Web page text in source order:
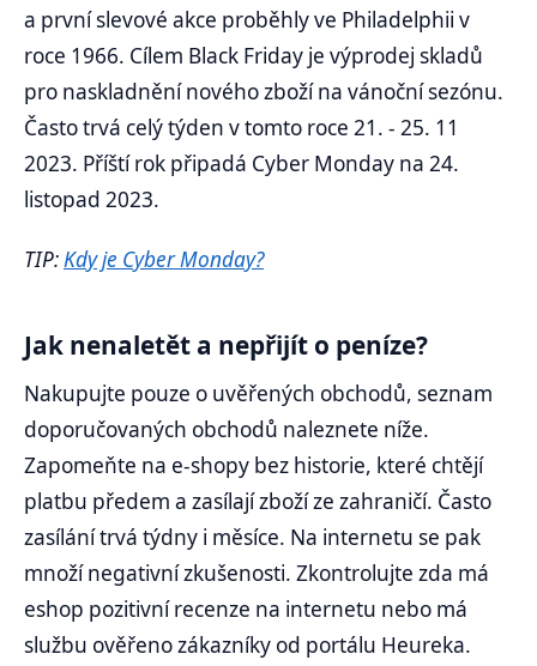
a první slevové akce proběhly ve Philadelphii v
roce 1966. Cílem Black Friday je výprodej skladů
pro naskladnění nového zboží na vánoční sezónu.
Často trvá celý týden v tomto roce 21. - 25. 11
2023. Příští rok připadá Cyber Monday na 24.
listopad 2023.
TIP: Kdy je Cyber Monday?
Jak nenaletět a nepřijít o peníze?
Nakupujte pouze o uvěřených obchodů, seznam
doporučovaných obchodů naleznete níže.
Zapomeňte na e-shopy bez historie, které chtějí
platbu předem a zasílají zboží ze zahraničí. Často
zasílání trvá týdny i měsíce. Na internetu se pak
množí negativní zkušenosti. Zkontrolujte zda má
eshop pozitivní recenze na internetu nebo má
službu ověřeno zákazníky od portálu Heureka.